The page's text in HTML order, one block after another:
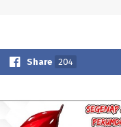
Share 204